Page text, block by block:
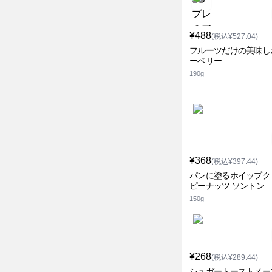
¥488(税込¥527.04)
フルーツだけの美味
ーベリー
190g
¥368(税込¥397.44)
パンに塗るホイップ
ピーナッツ ソントン
150g
¥268(税込¥289.44)